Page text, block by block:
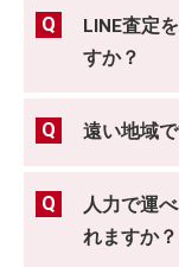
LINE査定
すか？
遠い地域
人力で運
れますか？